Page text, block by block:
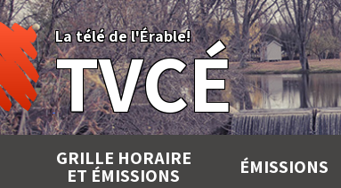
La télé de l'Érable!
TVCÉ
GRILLE HORAIRE
ET ÉMISSIONS ÉMISSIONS